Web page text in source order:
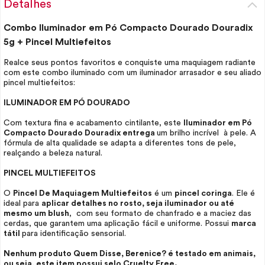
Detalhes
Combo Iluminador em Pó Compacto Dourado Douradix
5g + Pincel Multiefeitos
Realce seus pontos favoritos e conquiste uma maquiagem radiante
com este combo iluminado com um iluminador arrasador e seu aliado
pincel multiefeitos:
ILUMINADOR EM PÓ DOURADO
Com textura fina e acabamento cintilante, este
Iluminador em Pó
Compacto Dourado Douradix entrega um brilho incrível à pele. A
fórmula de alta qualidade se adapta a diferentes tons de pele,
realçando a beleza natural.
PINCEL MULTIEFEITOS
O Pincel De Maquiagem Multiefeitos é um pincel coringa. Ele é
ideal para aplicar detalhes no rosto, seja iluminador ou até
mesmo um blush, com seu formato de chanfrado e a maciez das
cerdas, que garantem uma aplicação fácil e uniforme. Possui marca
tátil para identificação sensorial.
Nenhum produto Quem Disse, Berenice? é testado em animais,